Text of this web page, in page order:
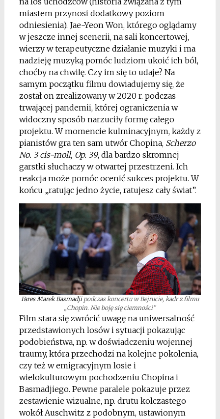
miastem przynosi dodatkowy poziom
odniesienia). Jae-Yeon Won, którego oglądamy
w jeszcze innej scenerii, na sali koncertowej,
wierzy w terapeutyczne działanie muzyki i ma
nadzieję muzyką pomóc ludziom ukoić ich ból,
choćby na chwilę. Czy im się to udaje? Na
samym początku filmu dowiadujemy się, że
został on zrealizowany w 2020 r. podczas
trwającej pandemii, której ograniczenia w
widoczny sposób narzuciły formę całego
projektu. W momencie kulminacyjnym, każdy z
pianistów gra ten sam utwór Chopina, Scherzo
No. 3 cis-moll, Op. 39, dla bardzo skromnej
garstki słuchaczy w otwartej przestrzeni. Ich
reakcja może pomóc ocenić sukces projektu. W
końcu „ratując jedno życie, ratujesz cały świat”.
Fares Marek Basmadjipodczas koncertu w Bejrucie, kadr z filmu
„Chopin. Nie boję się ciemności”
Film stara się zwrócić uwagę na uniwersalność
przedstawionych losów i sytuacji pokazując
podobieństwa, np. w doświadczeniu wojennej
traumy, która przechodzi na kolejne pokolenia,
czy też w emigracyjnym losie i
wielokulturowym pochodzeniu Chopina i
Basmadjiego. Pewne paralele pokazuje przez
zestawienie wizualne, np. drutu kolczastego
wokół Auschwitz z podobnym, ustawionym